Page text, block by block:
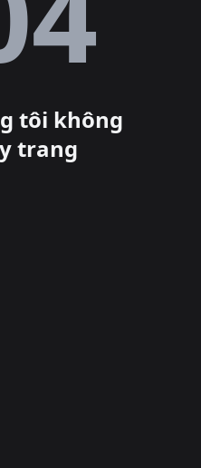
tôi không
trang